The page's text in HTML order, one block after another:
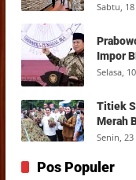
Aman
Sabtu,
Impor
Selasa,
Titiek
Merah
Petani
Senin,
Pos Populer